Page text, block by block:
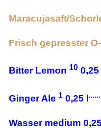
Maracujasaft/
Frisch gepresster O-
Bitter Lemon 10 0,25 l
Ginger Ale 1 0,25 l
Wasser medium 0,25